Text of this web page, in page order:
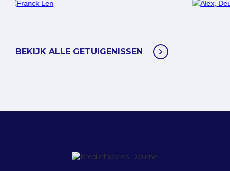
BEKIJK ALLE GETUIGENISSEN